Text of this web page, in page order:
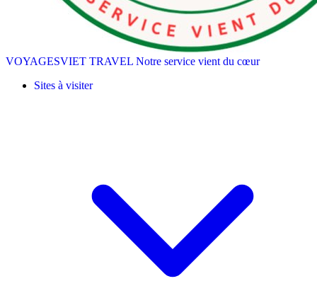
VOYAGESVIET TRAVEL Notre service vient du cœur
Sites à visiter